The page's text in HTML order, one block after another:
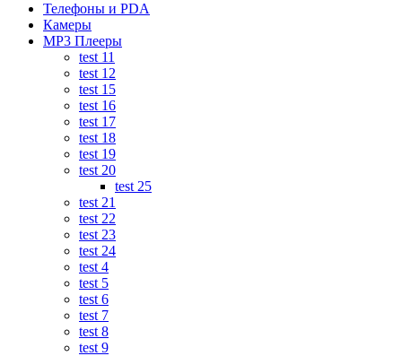
Телефоны и PDA
Камеры
MP3 Плееры
test 11
test 12
test 15
test 16
test 17
test 18
test 19
test 20
test 25
test 21
test 22
test 23
test 24
test 4
test 5
test 6
test 7
test 8
test 9